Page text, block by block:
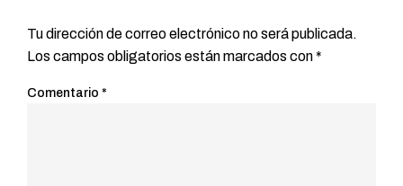
Tu dirección de correo electrónico no será publicada.
Los campos obligatorios están marcados con*
Comentario *